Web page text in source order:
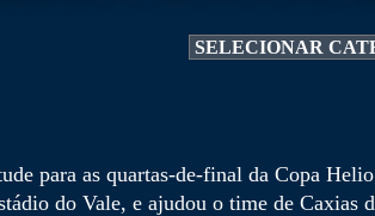
para as quartas-de-final da Copa
do Vale, e ajudou o time de Caxias